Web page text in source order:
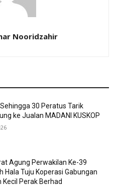
Nooridzahir
30 Peratus Tarik
ke Jualan MADANI KUSKOP
Agung Perwakilan Ke-39
Hala Tuju Koperasi Gabungan
Kecil Perak Berhad